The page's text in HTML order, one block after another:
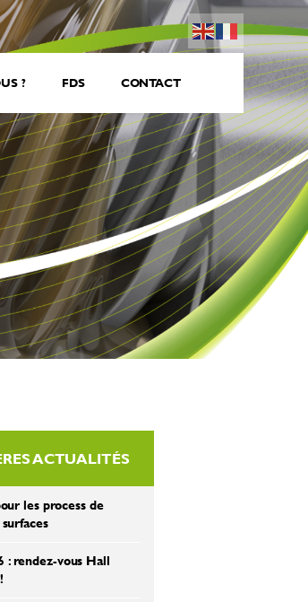
? FDS CONTACT
ACTUALITÉS
les process de
: rendez-vous Hall